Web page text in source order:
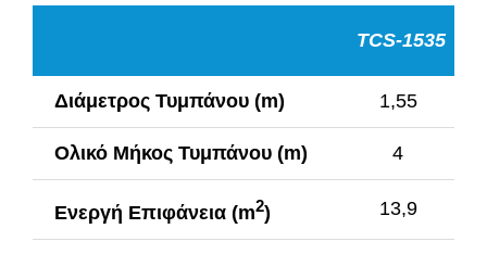
TCS-1535
Διάμετρος Τυμπάνου (m) 1,55
Ολικό Μήκος Τυμπάνου (m) 4
Ενεργή Επιφάνεια (m2) 13,9